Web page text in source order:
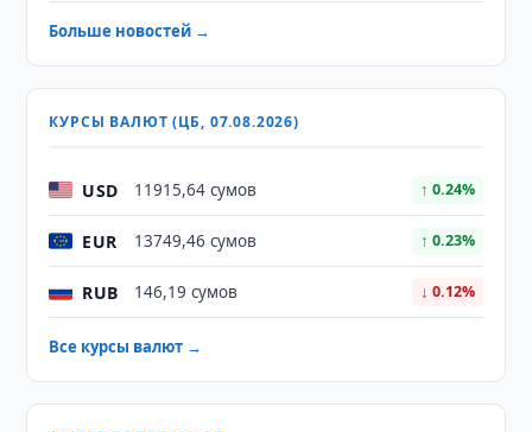
Больше новостей →
КУРСЫ ВАЛЮТ (ЦБ, 07.08.2026)
USD 11915,64 сумов ↑ 0.24%
EUR 13749,46 сумов ↑ 0.23%
RUB 146,19 сумов ↓ 0.12%
Все курсы валют →